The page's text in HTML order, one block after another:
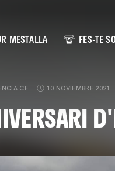
MESTALLA FES-TE
CF 10 NOVIEMBRE 2021